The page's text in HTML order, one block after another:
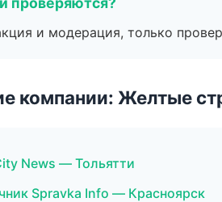
и модерация, только
компании: Желтые
News — Тольятти
Spravka Info — Красноярск